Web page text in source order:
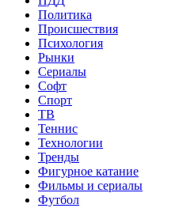
Политика
Происшествия
Психология
Рынки
Сериалы
Софт
Спорт
ТВ
Теннис
Технологии
Тренды
Фигурное катание
Фильмы и сериалы
Футбол